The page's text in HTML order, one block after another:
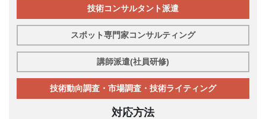
技術コンサルタント派遣
スポット専門家コンサルティング
講師派遣(社員研修)
技術動向調査・市場調査・技術ライティング
対応方法